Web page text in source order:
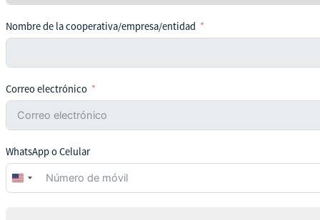
Nombre de la cooperativa/empresa/entidad
Correo electrónico
WhatsApp o Celular
United
States